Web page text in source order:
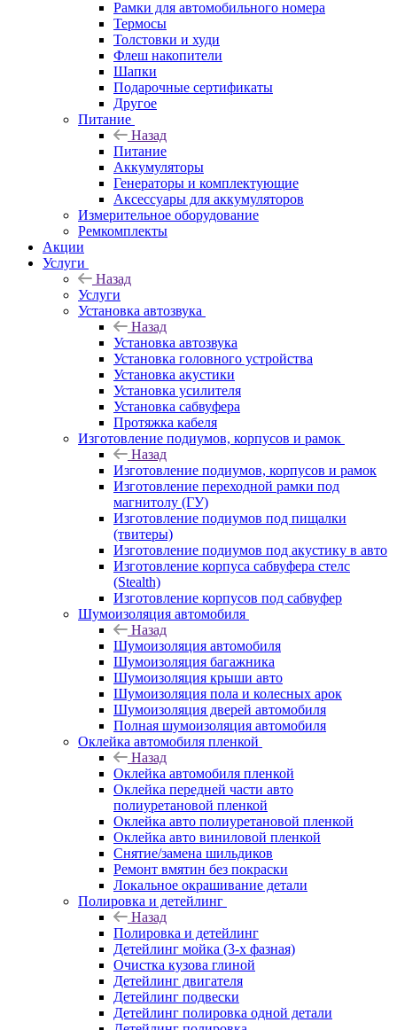
Рамки для автомобильного номера
Термосы
Толстовки и худи
Флеш накопители
Шапки
Подарочные сертификаты
Другое
Питание
Назад
Питание
Аккумуляторы
Генераторы и комплектующие
Аксессуары для аккумуляторов
Измерительное оборудование
Ремкомплекты
Акции
Услуги
Назад
Услуги
Установка автозвука
Назад
Установка автозвука
Установка головного устройства
Установка акустики
Установка усилителя
Установка сабвуфера
Протяжка кабеля
Изготовление подиумов, корпусов и рамок
Назад
Изготовление подиумов, корпусов и рамок
Изготовление переходной рамки под
магнитолу (ГУ)
Изготовление подиумов под пищалки
(твитеры)
Изготовление подиумов под акустику в авто
Изготовление корпуса сабвуфера стелс
(Stealth)
Изготовление корпусов под сабвуфер
Шумоизоляция автомобиля
Назад
Шумоизоляция автомобиля
Шумоизоляция багажника
Шумоизоляция крыши авто
Шумоизоляция пола и колесных арок
Шумоизоляция дверей автомобиля
Полная шумоизоляция автомобиля
Оклейка автомобиля пленкой
Назад
Оклейка автомобиля пленкой
Оклейка передней части авто
полиуретановой пленкой
Оклейка авто полиуретановой пленкой
Оклейка авто виниловой пленкой
Снятие/замена шильдиков
Ремонт вмятин без покраски
Локальное окрашивание детали
Полировка и детейлинг
Назад
Полировка и детейлинг
Детейлинг мойка (3-х фазная)
Очистка кузова глиной
Детейлинг двигателя
Детейлинг подвески
Детейлинг полировка одной детали